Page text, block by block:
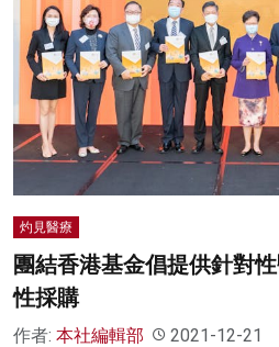
灼見醫療
團結香港基金倡提供針對
性採購
作者: 本社編輯部 2021-12-21